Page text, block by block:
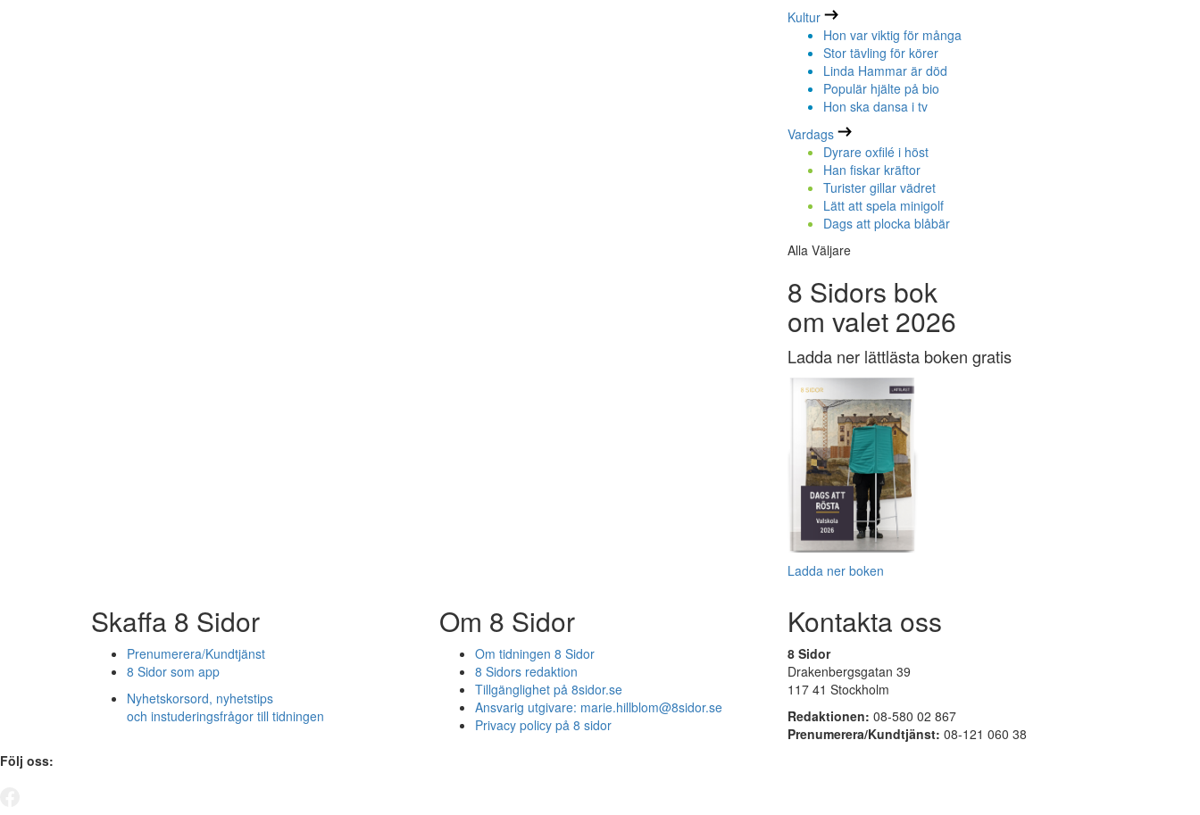
Kultur
Hon var viktig för många
Stor tävling för körer
Linda Hammar är död
Populär hjälte på bio
Hon ska dansa i tv
Vardags
Dyrare oxfilé i höst
Han fiskar kräftor
Turister gillar vädret
Lätt att spela minigolf
Dags att plocka blåbär
Alla Väljare
8 Sidors bok
om valet 2026
Ladda ner lättlästa boken gratis
Ladda ner boken
Skaffa 8 Sidor
Prenumerera/Kundtjänst
8 Sidor som app
Nyhetskorsord, nyhetstips
och instuderingsfrågor till tidningen
Om 8 Sidor
Om tidningen 8 Sidor
8 Sidors redaktion
Tillgänglighet på 8sidor.se
Ansvarig utgivare: marie.hillblom@8sidor.se
Privacy policy på 8 sidor
Kontakta oss
8 Sidor
Drakenbergsgatan 39
117 41 Stockholm
Redaktionen: 08-580 02 867
Prenumerera/Kundtjänst: 08-121 060 38
Följ oss: